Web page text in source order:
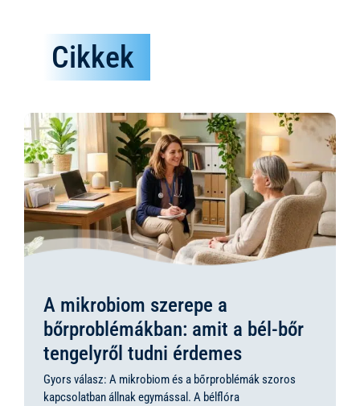
Cikkek
A mikrobiom szerepe a
bőrproblémákban: amit a bél-bőr
tengelyről tudni érdemes
Gyors válasz: A mikrobiom és a bőrproblémák szoros
kapcsolatban állnak egymással. A bélflóra